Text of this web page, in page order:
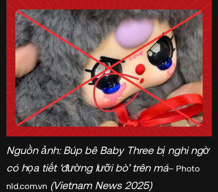
Nguồn ảnh: Búp bê Baby Three bị nghi ngờ
có họa tiết ‘đường lưỡi bò’ trên má– Photo
nld.com.vn (Vietnam News 2025)